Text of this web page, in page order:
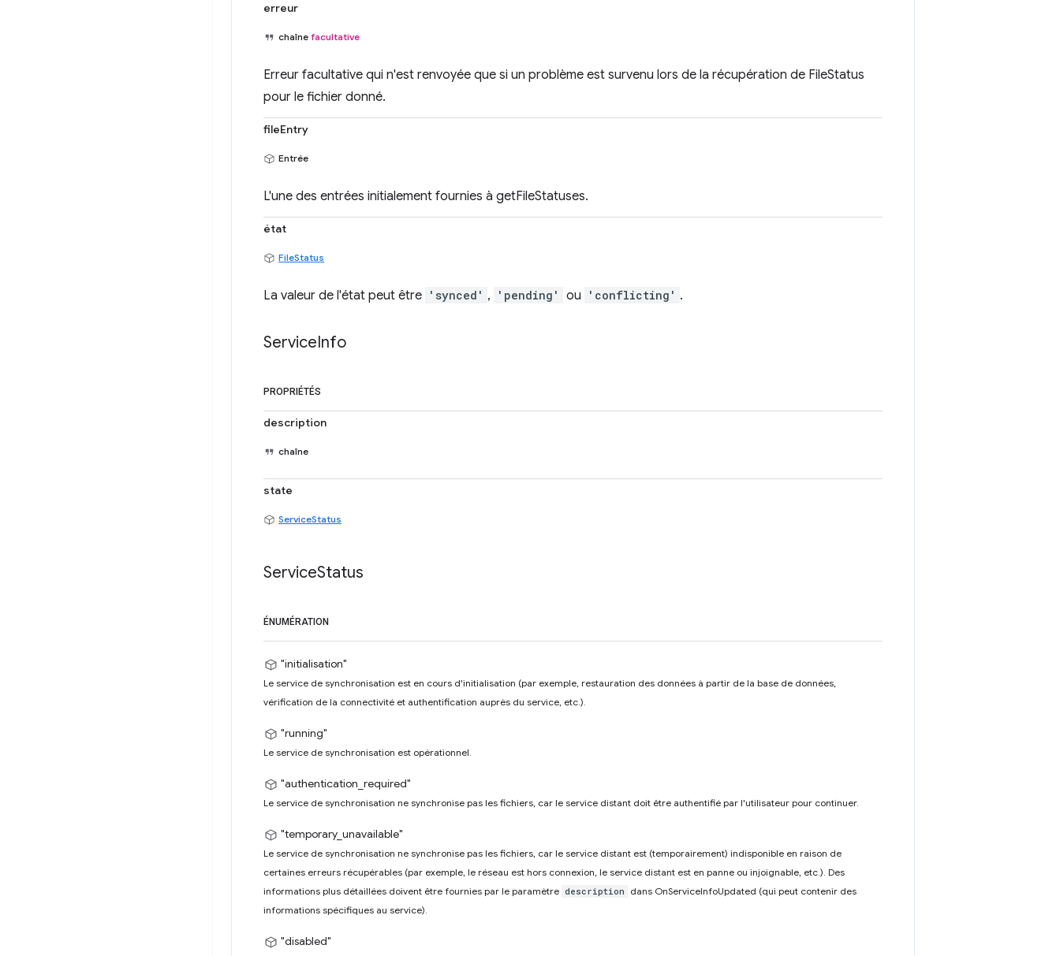
erreur
chaîne facultative
Erreur facultative qui n'est renvoyée que si un problème est survenu lors de la récupération de FileStatus
pour le fichier donné.
fileEntry
Entrée
L'une des entrées initialement fournies à getFileStatuses.
état
FileStatus
La valeur de l'état peut être 'synced' , 'pending' ou 'conflicting' .
ServiceInfo
PROPRIÉTÉS
description
chaîne
state
ServiceStatus
ServiceStatus
ÉNUMÉRATION
"initialisation"
Le service de synchronisation est en cours d'initialisation (par exemple, restauration des données à partir de la base de données,
vérification de la connectivité et authentification auprès du service, etc.).
"running"
Le service de synchronisation est opérationnel.
"authentication_required"
Le service de synchronisation ne synchronise pas les fichiers, car le service distant doit être authentifié par l'utilisateur pour continuer.
"temporary_unavailable"
Le service de synchronisation ne synchronise pas les fichiers, car le service distant est (temporairement) indisponible en raison de
certaines erreurs récupérables (par exemple, le réseau est hors connexion, le service distant est en panne ou injoignable, etc.). Des
informations plus détaillées doivent être fournies par le paramètre description
dans OnServiceInfoUpdated (qui peut contenir des
informations spécifiques au service).
"disabled"